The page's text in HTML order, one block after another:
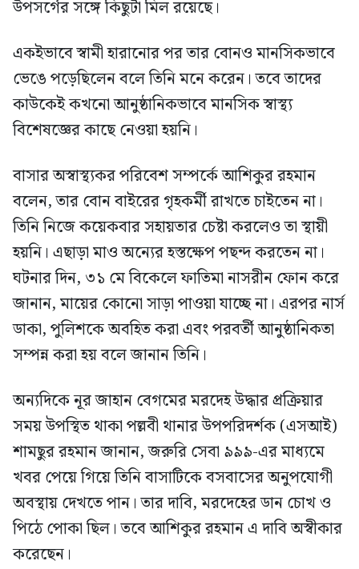
উপসর্গের সঙ্গে কিছুটা মিল রয়েছে।
একইভাবে স্বামী হারানোর পর তার বোনও মানসিকভাবে
ভেঙে পড়েছিলেন বলে তিনি মনে করেন। তবে তাদের
কাউকেই কখনো আনুষ্ঠানিকভাবে মানসিক স্বাস্থ্য
বিশেষজ্ঞের কাছে নেওয়া হয়নি।
বাসার অস্বাস্থ্যকর পরিবেশ সম্পর্কে আশিকুর রহমান
বলেন, তার বোন বাইরের গৃহকর্মী রাখতে চাইতেন না।
তিনি নিজে কয়েকবার সহায়তার চেষ্টা করলেও তা স্থায়ী
হয়নি। এছাড়া মাও অন্যের হস্তক্ষেপ পছন্দ করতেন না।
ঘটনার দিন, ৩১ মে বিকেলে ফাতিমা নাসরীন ফোন করে
জানান, মায়ের কোনো সাড়া পাওয়া যাচ্ছে না। এরপর নার্স
ডাকা, পুলিশকে অবহিত করা এবং পরবর্তী আনুষ্ঠানিকতা
সম্পন্ন করা হয় বলে জানান তিনি।
অন্যদিকে নূর জাহান বেগমের মরদেহ উদ্ধার প্রক্রিয়ার
সময় উপস্থিত থাকা পল্লবী থানার উপপরিদর্শক (এসআই)
শামছুর রহমান জানান, জরুরি সেবা ৯৯৯-এর মাধ্যমে
খবর পেয়ে গিয়ে তিনি বাসাটিকে বসবাসের অনুপযোগী
অবস্থায় দেখতে পান। তার দাবি, মরদেহের ডান চোখ ও
পিঠে পোকা ছিল। তবে আশিকুর রহমান এ দাবি অস্বীকার
করেছেন।